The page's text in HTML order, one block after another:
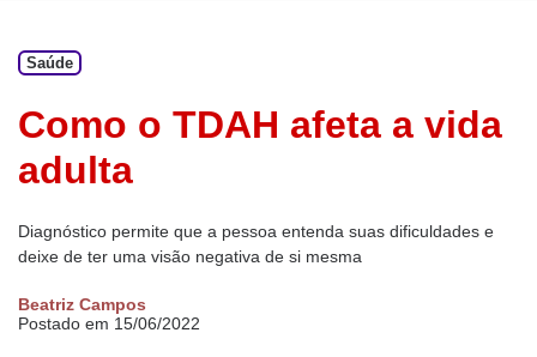
Saúde
Como o TDAH afeta a vida
adulta
Diagnóstico permite que a pessoa entenda suas dificuldades e
deixe de ter uma visão negativa de si mesma
Beatriz Campos
Postado em 15/06/2022